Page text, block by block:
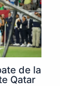
de la
Qatar